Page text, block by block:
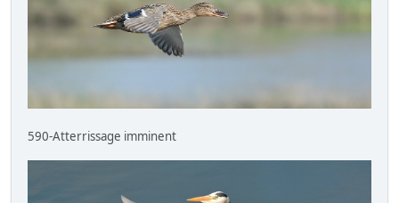
590-Atterrissage imminent